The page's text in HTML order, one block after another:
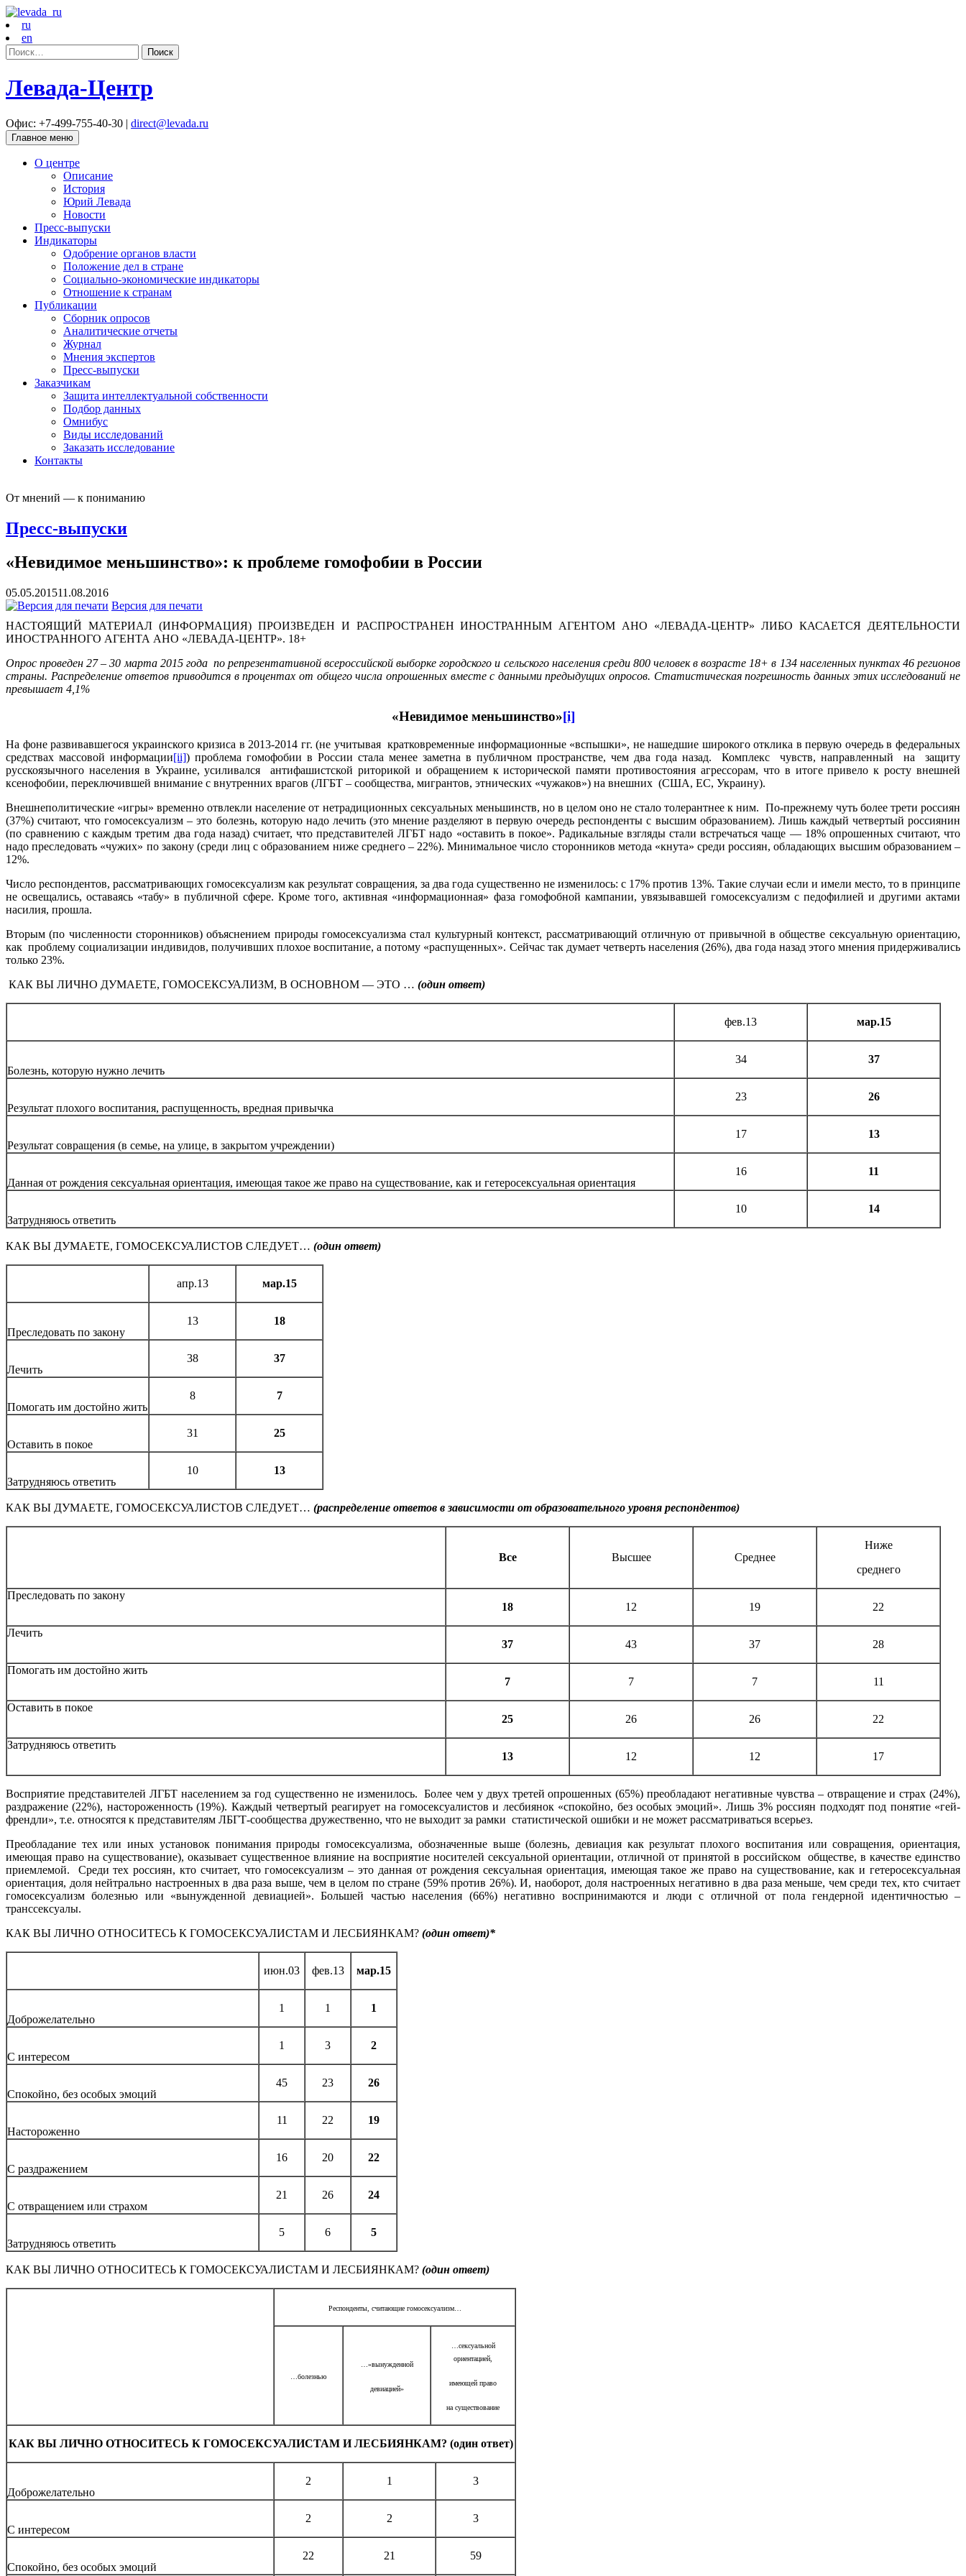
ru
en
Найти:
Левада-Центр
Офис: +7-499-755-40-30 | direct@levada.ru
Главное меню
О центре
Описание
История
Юрий Левада
Новости
Пресс-выпуски
Индикаторы
Одобрение органов власти
Положение дел в стране
Социально-экономические индикаторы
Отношение к странам
Публикации
Сборник опросов
Аналитические отчеты
Журнал
Мнения экспертов
Пресс-выпуски
Заказчикам
Защита интеллектуальной собственности
Подбор данных
Омнибус
Виды исследований
Заказать исследование
Контакты
От мнений — к пониманию
Пресс-выпуски
«Невидимое меньшинство»: к проблеме гомофобии в России
05.05.201511.08.2016
Версия для печати
НАСТОЯЩИЙ МАТЕРИАЛ (ИНФОРМАЦИЯ) ПРОИЗВЕДЕН И РАСПРОСТРАНЕН ИНОСТРАННЫМ АГЕНТОМ АНО «ЛЕВАДА-ЦЕНТР» ЛИБО КАСАЕТСЯ ДЕЯТЕЛЬНОСТИ
ИНОСТРАННОГО АГЕНТА АНО «ЛЕВАДА-ЦЕНТР». 18+
Опрос проведен 27 – 30 марта 2015 года по репрезентативной всероссийской выборке городского и сельского населения среди 800 человек в возрасте 18+ в 134 населенных пунктах 46 регионов
страны. Распределение ответов приводится в процентах от общего числа опрошенных вместе с данными предыдущих опросов. Статистическая погрешность данных этих исследований не
превышает 4,1%
«Невидимое меньшинство»[i]
На фоне развивавшегося украинского кризиса в 2013-2014 гг. (не учитывая кратковременные информационные «вспышки», не нашедшие широкого отклика в первую очередь в федеральных
средствах массовой информации[ii]) проблема гомофобии в России стала менее заметна в публичном пространстве, чем два года назад. Комплекс чувств, направленный на защиту
русскоязычного населения в Украине, усиливался антифашистской риторикой и обращением к исторической памяти противостояния агрессорам, что в итоге привело к росту внешней
ксенофобии, переключившей внимание с внутренних врагов (ЛГБТ – сообщества, мигрантов, этнических «чужаков») на внешних (США, ЕС, Украину).
Внешнеполитические «игры» временно отвлекли население от нетрадиционных сексуальных меньшинств, но в целом оно не стало толерантнее к ним. По-прежнему чуть более трети россиян
(37%) считают, что гомосексуализм – это болезнь, которую надо лечить (это мнение разделяют в первую очередь респонденты с высшим образованием). Лишь каждый четвертый россиянин
(по сравнению с каждым третим два года назад) считает, что представителей ЛГБТ надо «оставить в покое». Радикальные взгляды стали встречаться чаще — 18% опрошенных считают, что
надо преследовать «чужих» по закону (среди лиц с образованием ниже среднего – 22%). Минимальное число сторонников метода «кнута» среди россиян, обладающих высшим образованием –
12%.
Число респондентов, рассматривающих гомосексуализм как результат совращения, за два года существенно не изменилось: с 17% против 13%. Такие случаи если и имели место, то в принципе
не освещались, оставаясь «табу» в публичной сфере. Кроме того, активная «информационная» фаза гомофобной кампании, увязывавшей гомосексуализм с педофилией и другими актами
насилия, прошла.
Вторым (по численности сторонников) объяснением природы гомосексуализма стал культурный контекст, рассматривающий отличную от привычной в обществе сексуальную ориентацию,
как проблему социализации индивидов, получивших плохое воспитание, а потому «распущенных». Сейчас так думает четверть населения (26%), два года назад этого мнения придерживались
только 23%.
КАК ВЫ ЛИЧНО ДУМАЕТЕ, ГОМОСЕКСУАЛИЗМ, В ОСНОВНОМ — ЭТО … (один ответ)
фев.13 мар.15
Болезнь, которую нужно лечить
34 37
Результат плохого воспитания, распущенность, вредная привычка
23 26
Результат совращения (в семье, на улице, в закрытом учреждении)
17 13
Данная от рождения сексуальная ориентация, имеющая такое же право на существование, как и гетеросексуальная ориентация
16 11
Затрудняюсь ответить
10 14
КАК ВЫ ДУМАЕТЕ, ГОМОСЕКСУАЛИСТОВ СЛЕДУЕТ… (один ответ)
апр.13 мар.15
Преследовать по закону
13 18
Лечить
38 37
Помогать им достойно жить
8 7
Оставить в покое
31 25
Затрудняюсь ответить
10 13
КАК ВЫ ДУМАЕТЕ, ГОМОСЕКСУАЛИСТОВ СЛЕДУЕТ… (распределение ответов в зависимости от образовательного уровня респондентов)
Все Высшее Среднее
Ниже
среднего
Преследовать по закону
18
12 19 22
Лечить
37
43 37 28
Помогать им достойно жить
7
7 7 11
Оставить в покое
25
26 26 22
Затрудняюсь ответить
13
12 12 17
Восприятие представителей ЛГБТ населением за год существенно не изменилось. Более чем у двух третей опрошенных (65%) преобладают негативные чувства – отвращение и страх (24%),
раздражение (22%), настороженность (19%). Каждый четвертый реагирует на гомосексуалистов и лесбиянок «спокойно, без особых эмоций». Лишь 3% россиян подходят под понятие «гей-
френдли», т.е. относятся к представителям ЛБГТ-сообщества дружественно, что не выходит за рамки статистической ошибки и не может рассматриваться всерьез.
Преобладание тех или иных установок понимания природы гомосексуализма, обозначенные выше (болезнь, девиация как результат плохого воспитания или совращения, ориентация,
имеющая право на существование), оказывает существенное влияние на восприятие носителей сексуальной ориентации, отличной от принятой в российском обществе, в качестве единство
приемлемой. Среди тех россиян, кто считает, что гомосексуализм – это данная от рождения сексуальная ориентация, имеющая такое же право на существование, как и гетеросексуальная
ориентация, доля нейтрально настроенных в два раза выше, чем в целом по стране (59% против 26%). И, наоборот, доля настроенных негативно в два раза меньше, чем среди тех, кто считает
гомосексуализм болезнью или «вынужденной девиацией». Большей частью населения (66%) негативно воспринимаются и люди с отличной от пола гендерной идентичностью –
транссексуалы.
КАК ВЫ ЛИЧНО ОТНОСИТЕСЬ К ГОМОСЕКСУАЛИСТАМ И ЛЕСБИЯНКАМ? (один ответ)*
июн.03 фев.13 мар.15
Доброжелательно
1 1 1
С интересом
1 3 2
Спокойно, без особых эмоций
45 23 26
Настороженно
11 22 19
С раздражением
16 20 22
С отвращением или страхом
21 26 24
Затрудняюсь ответить
5 6 5
КАК ВЫ ЛИЧНО ОТНОСИТЕСЬ К ГОМОСЕКСУАЛИСТАМ И ЛЕСБИЯНКАМ? (один ответ)
Респонденты, считающие гомосексуализм…
…болезнью
…»вынужденной
девиацией»
…сексуальной
ориентацией,
имеющей право
на существование
КАК ВЫ ЛИЧНО ОТНОСИТЕСЬ К ГОМОСЕКСУАЛИСТАМ И ЛЕСБИЯНКАМ? (один ответ)
Доброжелательно
2 1 3
С интересом
2 2 3
Спокойно, без особых эмоций
22 21 59